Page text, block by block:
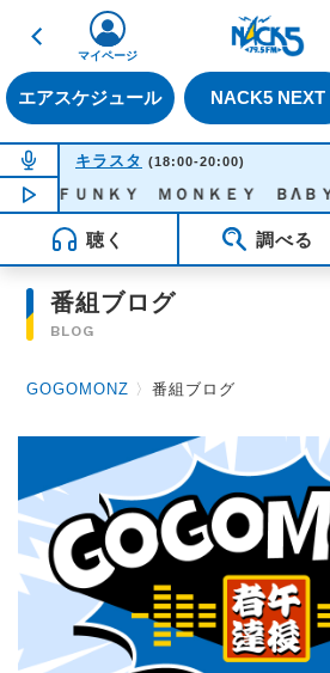
戻る
エアスケジュール NACK5 NEXT
マイページ
NOW ON AIR
キラスタ (18:00-20:00)
NOW PLAYING19:15
- ＦＵＮＫＹ ＭＯＮＫＥＹ ＢΛＢＹ’Ｓ
聴く 調べる
番組ブログ
BLOG
GOGOMONZ 〉番組ブログ